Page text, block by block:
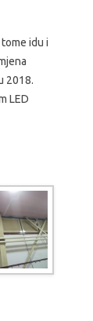
idu i
2018.
LED